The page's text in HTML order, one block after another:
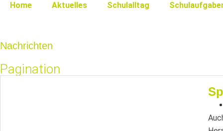
Home Aktuelles Schulalltag
Nachrichten
Pagination